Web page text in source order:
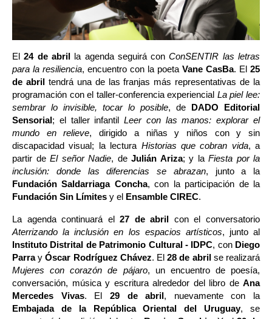
El 24 de abril la agenda seguirá con ConSENTIR las letras
para la resiliencia, encuentro con la poeta Vane CasBa. El 25
de abril
tendrá una de las franjas más representativas de la
programación con el taller-conferencia experiencial La piel lee:
sembrar lo invisible, tocar lo posible, de
DADO Editorial
Sensorial ; el taller infantil Leer con las manos: explorar el
mundo en relieve, dirigido a niñas y niños con y sin
discapacidad visual; la lectura Historias que cobran vida, a
partir de El señor Nadie, de Julián Ariza; y la Fiesta por la
inclusión: donde las diferencias se abrazan
, junto a la
Fundación Saldarriaga Concha
, con la participación de la
Fundación Sin Límites y el Ensamble CIREC.
La agenda continuará el 27 de abril
Aterrizando la inclusión en los espacios artísticos
Instituto Distrital de Patrimonio Cultural - IDPC, con Diego
Parra y Óscar Rodríguez Chávez. El 28 de abril
se realizará
Mujeres con corazón de pájaro, un encuentro de poesía,
conversación, música y escritura alrededor del libro de Ana
Mercedes Vivas. El 29 de abril
, nuevamente con la
Embajada de la República Oriental del Uruguay, se